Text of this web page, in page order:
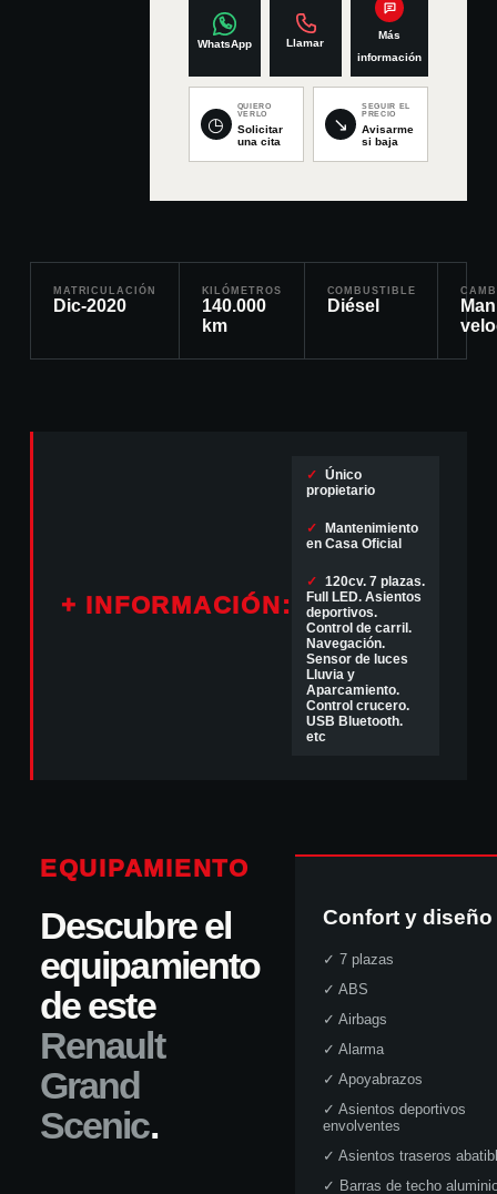
WhatsApp Llamar
Más
información
◷
QUIERO
VERLO
Solicitar
una cita
↘
SEGUIR EL
PRECIO
Avisarme
si baja
MATRICULACIÓN
Dic-2020
KILÓMETROS
140.000
km
COMBUSTIBLE
Diésel
+ INFORMACIÓN:
✓ Único
propietario
✓
Mantenimiento
en Casa Oficial
✓ 120cv. 7 plazas.
Full LED. Asientos
deportivos.
Control de carril.
Navegación.
Sensor de luces
Lluvia y
Aparcamiento.
Control crucero.
USB Bluetooth.
etc
EQUIPAMIENTO
Descubre el
equipamiento
de este
Renault
Grand
Scenic.
Confort y diseño
✓ 7 plazas
✓ ABS
✓ Airbags
✓ Alarma
✓ Apoyabrazos
✓ Asientos deportivos
envolventes
✓ Asientos traseros
✓ Barras de techo